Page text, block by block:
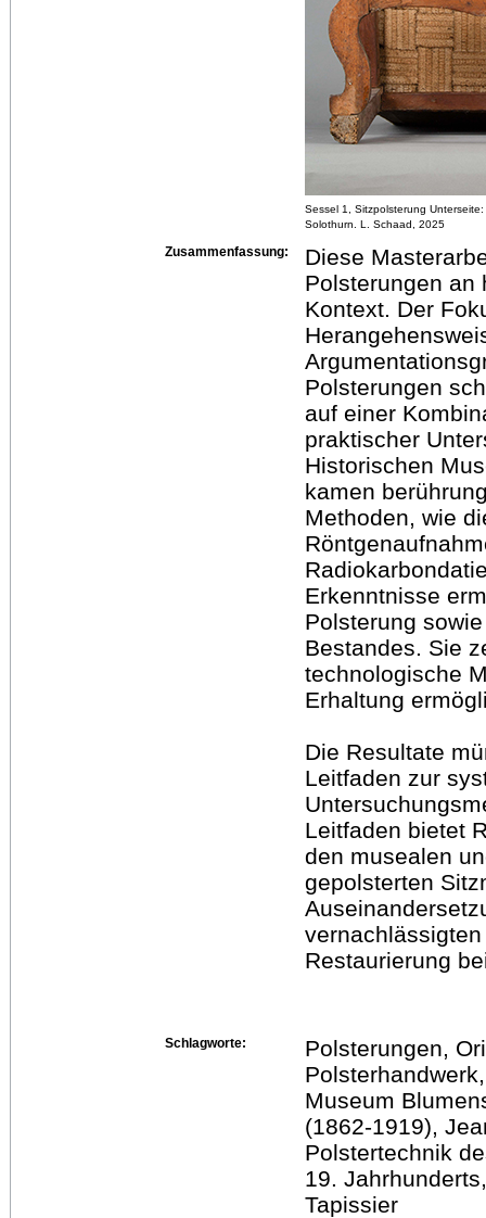
Sessel 1, Sitzpolsterung
Solothurn. L. Schaad, 2025
Zusammenfassung:
Diese
Polsterungen an
Kontext. Der
Polsterungen
auf einer
praktischer
Historischen
kamen
Methoden, wie
Erkenntnisse
Polsterung
Bestandes. Sie
technologische
Erhaltung
Die Resultate
Leitfaden zur
Leitfaden bietet
den musealen
gepolsterten
Restaurierung
Schlagworte:
Polsterungen,
Museum
(1862-1919),
Polstertechnik
19.
Tapissier